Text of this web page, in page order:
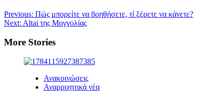
Previous: Πώς μπορείτε να βοηθήσετε, τί ξέρετε να κάνετε?
Next: Altai της Μογγολίας
More Stories
Ανακοινώσεις
Αναρριχητικά νέα